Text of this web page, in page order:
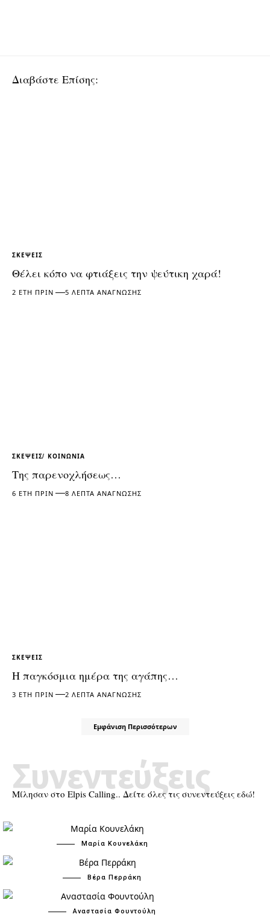
Διαβάστε Επίσης:
ΣΚΈΨΕΙΣ
Θέλει κόπο να φτιάξεις την ψεύτικη χαρά!
2 ΈΤΗ ΠΡΙΝ 5 ΛΕΠΤΆ ΑΝΆΓΝΩΣΗΣ
ΣΚΈΨΕΙΣ ΚΟΙΝΩΝΊΑ
Της παρενοχλήσεως…
6 ΈΤΗ ΠΡΙΝ 8 ΛΕΠΤΆ ΑΝΆΓΝΩΣΗΣ
ΣΚΈΨΕΙΣ
Η παγκόσμια ημέρα της αγάπης…
3 ΈΤΗ ΠΡΙΝ 2 ΛΕΠΤΆ ΑΝΆΓΝΩΣΗΣ
Εμφάνιση Περισσότερων
Μίλησαν στο Elpis Calling.. Δείτε όλες τις συνεντεύξεις εδώ!
Συνεντεύξεις
Μαρία Κουνελάκη
Βέρα Περράκη
Αναστασία Φουντούλη